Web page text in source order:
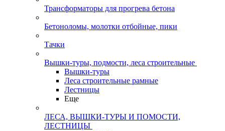
Трансформаторы для прогрева бетона
Бетоноломы, молотки отбойные, пики
Тачки
Вышки-туры, подмости, леса строительные
Вышки-туры
Леса строительные рамные
Лестницы
Еще
ЛЕСА, ВЫШКИ-ТУРЫ И ПОМОСТИ,
ЛЕСТНИЦЫ